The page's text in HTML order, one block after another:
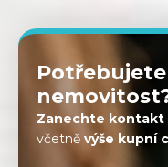
Zanechte kontakt
včetně výše kupní